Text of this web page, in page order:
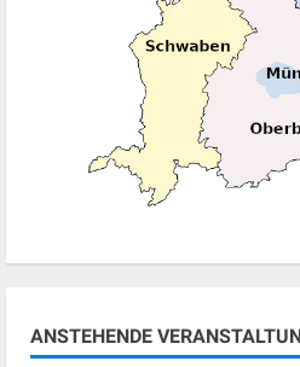
ANSTEHENDE